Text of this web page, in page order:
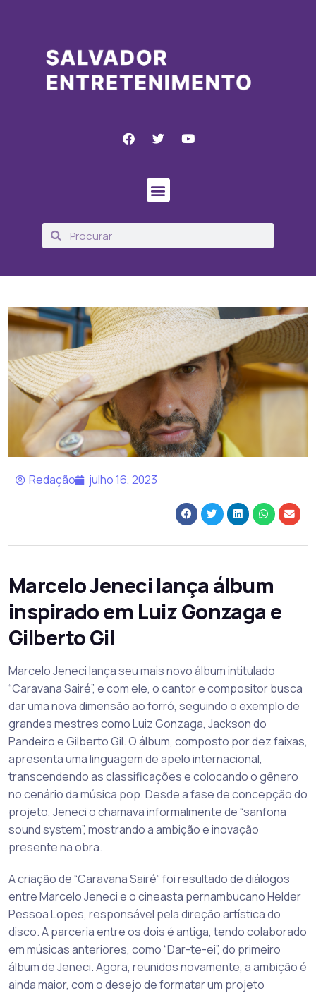
Redação julho 16, 2023
Marcelo Jeneci lança álbum
inspirado em Luiz Gonzaga e
Gilberto Gil
Marcelo Jeneci lança seu mais novo álbum intitulado
“Caravana Sairé”, e com ele, o cantor e compositor busca
dar uma nova dimensão ao forró, seguindo o exemplo de
grandes mestres como Luiz Gonzaga, Jackson do
Pandeiro e Gilberto Gil. O álbum, composto por dez faixas,
apresenta uma linguagem de apelo internacional,
transcendendo as classificações e colocando o gênero
no cenário da música pop. Desde a fase de concepção do
projeto, Jeneci o chamava informalmente de “sanfona
sound system”, mostrando a ambição e inovação
presente na obra.
A criação de “Caravana Sairé” foi resultado de diálogos
entre Marcelo Jeneci e o cineasta pernambucano Helder
Pessoa Lopes, responsável pela direção artística do
disco. A parceria entre os dois é antiga, tendo colaborado
em músicas anteriores, como “Dar-te-ei”, do primeiro
álbum de Jeneci. Agora, reunidos novamente, a ambição é
ainda maior, com o desejo de formatar um projeto